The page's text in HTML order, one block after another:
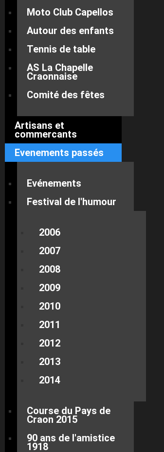
Moto Club Capellos
Autour des enfants
Tennis de table
AS La Chapelle
Craonnaise
Comité des fêtes
Artisans et
commercants
Evenements passés
Evénements
Festival de l'humour
2006
2007
2008
2009
2010
2011
2012
2013
2014
Course du Pays de
Craon 2015
90 ans de l'amistice
1918